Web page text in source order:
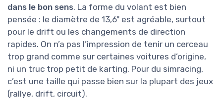
dans le bon sens. La forme du volant est bien
pensée : le diamètre de 13,6" est agréable, surtout
pour le drift ou les changements de direction
rapides. On n’a pas l’impression de tenir un cerceau
trop grand comme sur certaines voitures d’origine,
ni un truc trop petit de karting. Pour du simracing,
c’est une taille qui passe bien sur la plupart des jeux
(rallye, drift, circuit).